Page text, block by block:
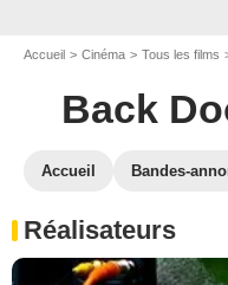
Accueil Cinéma Tous les films
Back
Accueil Bandes-
Réalisateurs